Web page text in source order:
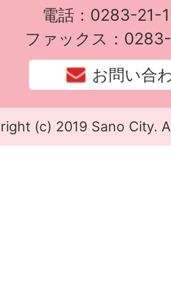
電話：0283-21-
ファックス：
お問い合
(c) 2019 Sano City.